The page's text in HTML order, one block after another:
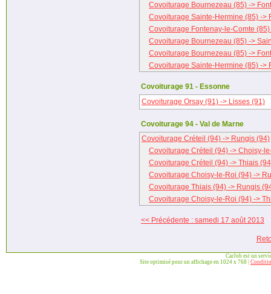
Covoiturage Bournezeau (85) ->
Covoiturage Sainte-Hermine (85) ->
Covoiturage Fontenay-le-Comte
Covoiturage Bournezeau (85) ->
Covoiturage Bournezeau (85) ->
Covoiturage Sainte-Hermine (85) ->
Covoiturage 91 - Essonne
Covoiturage Orsay (91) -> Lisses (91)
Covoiturage 94 - Val de Marne
Covoiturage Créteil (94) -> Rungis (94)
Covoiturage Créteil (94) -> Choisy-
Covoiturage Créteil (94) -> Thiais
Covoiturage Choisy-le-Roi (94) ->
Covoiturage Thiais (94) -> Rungis
Covoiturage Choisy-le-Roi (94) ->
<< Précédente : samedi 17 août 2013
CarJob est un
Site optimisé pour un affichage en 1024 x 768 |